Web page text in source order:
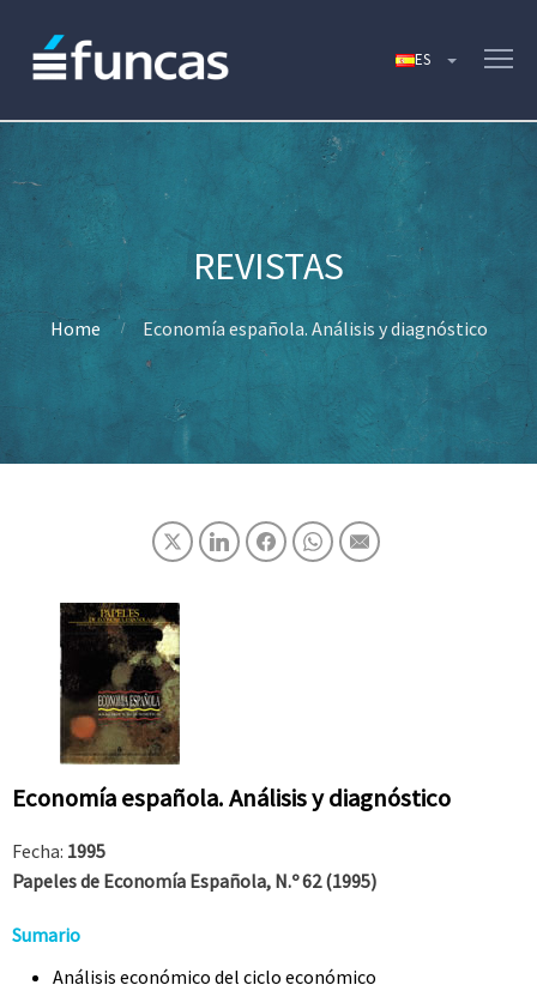
Home Economía española. Análisis y diagnóstico
Economía española. Análisis y diagnóstico
Fecha: 1995
Papeles de Economía Española, N.º 62 (1995)
Sumario
Análisis económico del ciclo económico